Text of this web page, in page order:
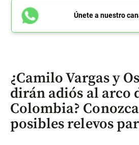
Únete a nuestro
¿Camilo Vargas y
dirán adiós al arco
Colombia?
posibles relevos